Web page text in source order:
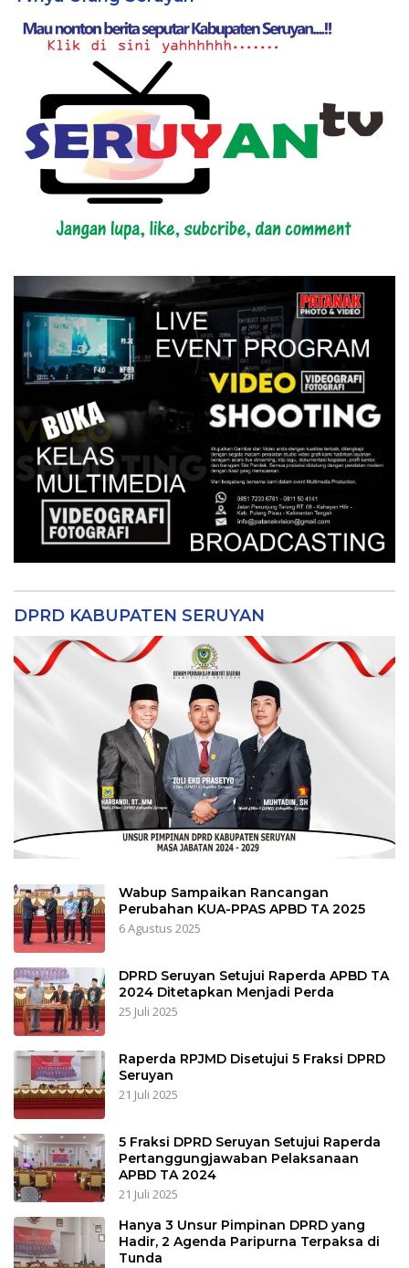
DPRD KABUPATEN SERUYAN
Wabup Sampaikan Rancangan
Perubahan KUA-PPAS APBD TA 2025
6 Agustus 2025
DPRD Seruyan Setujui Raperda APBD TA
2024 Ditetapkan Menjadi Perda
25 Juli 2025
Raperda RPJMD Disetujui 5 Fraksi DPRD
Seruyan
21 Juli 2025
5 Fraksi DPRD Seruyan Setujui Raperda
Pertanggungjawaban Pelaksanaan
APBD TA 2024
21 Juli 2025
Hanya 3 Unsur Pimpinan DPRD yang
Hadir, 2 Agenda Paripurna Terpaksa di
Tunda